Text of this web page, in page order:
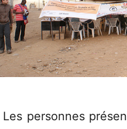
Les personnes